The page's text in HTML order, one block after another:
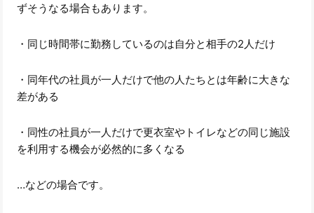
ずそうなる場合もあります。
・同じ時間帯に勤務しているのは自分と相手の2人だけ
・同年代の社員が一人だけで他の人たちとは年齢に大きな
差がある
・同性の社員が一人だけで更衣室やトイレなどの同じ施設
を利用する機会が必然的に多くなる
…などの場合です。